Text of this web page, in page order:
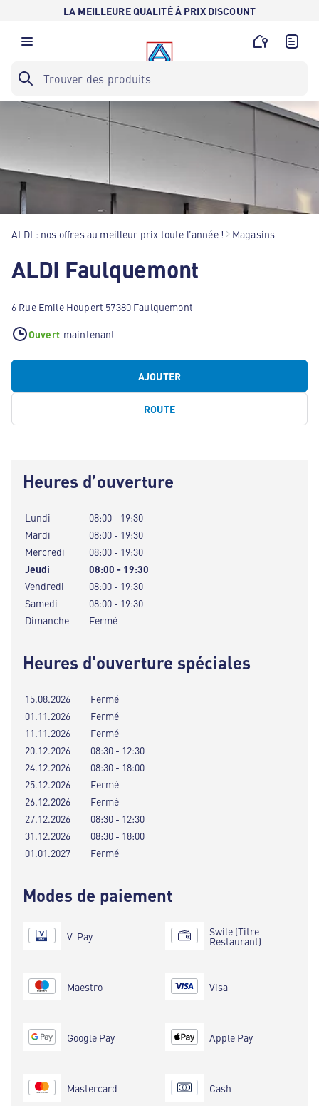
LA MEILLEURE QUALITÉ À PRIX DISCOUNT
ALDI : nos offres au meilleur prix toute l’année ! Magasins
ALDI Faulquemont
6 Rue Emile Houpert 57380 Faulquemont
Ouvert maintenant
AJOUTER
ROUTE
Heures d’ouverture
Lundi
08:00 - 19:30
Mardi
08:00 - 19:30
Mercredi
08:00 - 19:30
Jeudi
08:00 - 19:30
Vendredi
08:00 - 19:30
Samedi
08:00 - 19:30
Dimanche
Fermé
Heures d'ouverture spéciales
15.08.2026
Fermé
01.11.2026
Fermé
11.11.2026
Fermé
20.12.2026
08:30 - 12:30
24.12.2026
08:30 - 18:00
25.12.2026
Fermé
26.12.2026
Fermé
27.12.2026
08:30 - 12:30
31.12.2026
08:30 - 18:00
01.01.2027
Fermé
Modes de paiement
V-Pay
Maestro
Google Pay
Mastercard
Swile (Titre
Restaurant)
Visa
Apple Pay
Cash